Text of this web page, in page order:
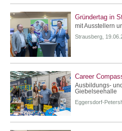
Gründertag in
mit Ausstellern
Strausberg,
Career
Ausbildungs-
Giebelseehalle
Eggersdorf-